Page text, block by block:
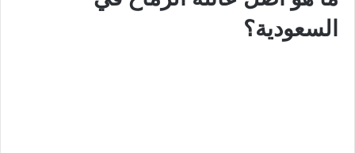
السعودية؟